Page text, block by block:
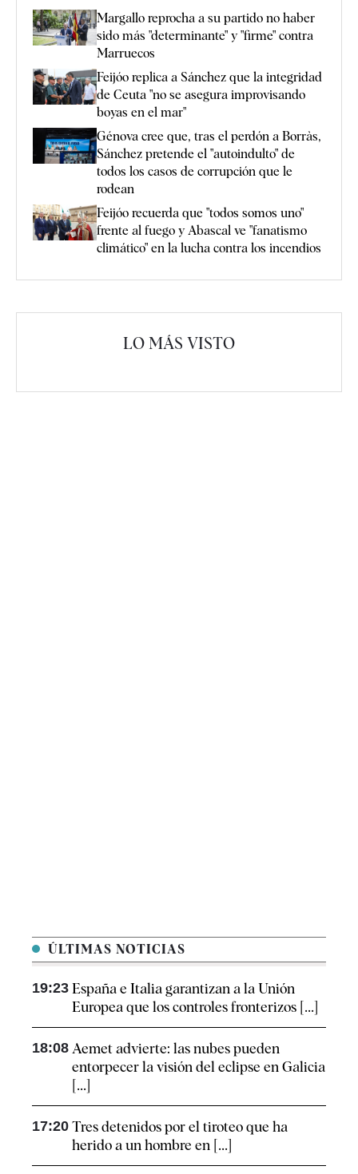
Margallo reprocha a su partido no haber
sido más "determinante" y "firme" contra
Marruecos
Feijóo replica a Sánchez que la integridad
de Ceuta "no se asegura improvisando
boyas en el mar"
Génova cree que, tras el perdón a Borràs,
Sánchez pretende el "autoindulto" de
todos los casos de corrupción que le
rodean
Feijóo recuerda que "todos somos uno"
frente al fuego y Abascal ve "fanatismo
climático" en la lucha contra los incendios
LO MÁS VISTO
ÚLTIMAS NOTICIAS
19:23 España e Italia garantizan a la Unión
Europea que los controles fronterizos [...]
18:08 Aemet advierte: las nubes pueden
entorpecer la visión del eclipse en Galicia
[...]
17:20 Tres detenidos por el tiroteo que ha
herido a un hombre en [...]